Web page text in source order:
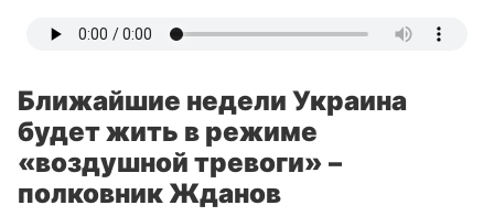
Ближайшие недели Украина
будет жить в режиме
«воздушной тревоги» –
полковник Жданов